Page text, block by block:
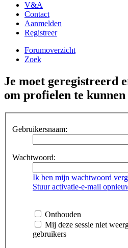
V&A
Contact
Aanmelden
Registreer
Forumoverzicht
Zoek
Je moet geregistreerd
om profielen te
Gebruikersnaam:
Wachtwoord:
Ik ben mijn wachtwoord
Stuur activatie-e-mail
Onthouden
Mij deze sessie niet
gebruikers